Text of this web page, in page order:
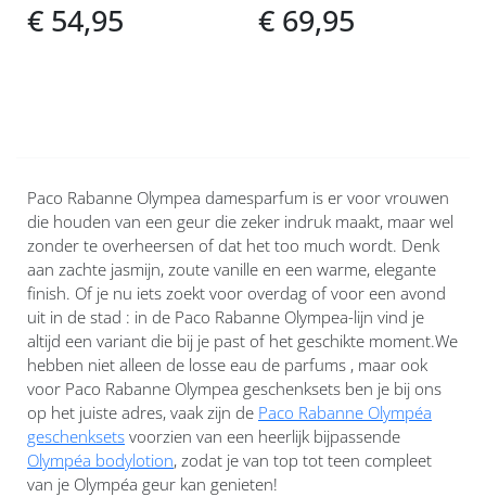
€ 54,95 € 69,95
Paco Rabanne Olympea damesparfum is er voor vrouwen
die houden van een geur die zeker indruk maakt, maar wel
zonder te overheersen of dat het too much wordt. Denk
aan zachte jasmijn, zoute vanille en een warme, elegante
finish. Of je nu iets zoekt voor overdag of voor een avond
uit in de stad : in de Paco Rabanne Olympea-lijn vind je
altijd een variant die bij je past of het geschikte moment.We
hebben niet alleen de losse eau de parfums , maar ook
voor Paco Rabanne Olympea geschenksets ben je bij ons
op het juiste adres, vaak zijn de Paco Rabanne Olympéa
geschenksets voorzien van een heerlijk bijpassende
Olympéa bodylotion, zodat je van top tot teen compleet
van je Olympéa geur kan genieten!